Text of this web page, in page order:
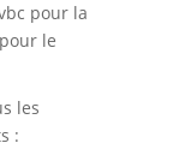
pour la
le
les
: